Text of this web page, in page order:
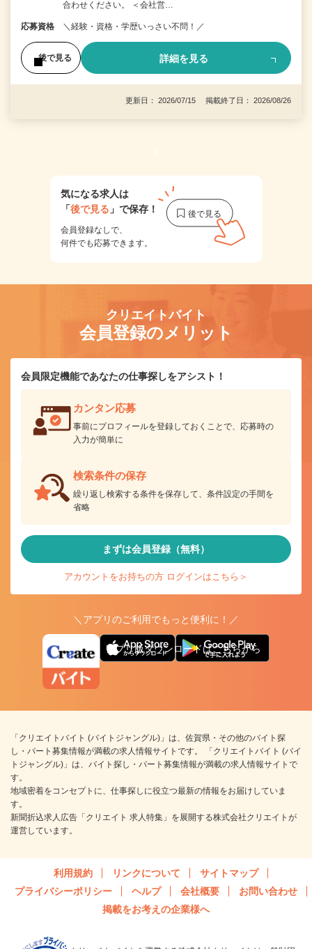
合わせください。 ＜会社営…
応募資格 ＼経験・資格・学歴いっさい不問！／
後で見る 詳細を見る
更新日： 2026/07/15 掲載終了日： 2026/08/26
1
気になる求人は
「後で見る 」で保存！
会員登録なしで、
何件でも応募できます。
クリエイトバイト
会員登録のメリット
会員限定機能であなたの仕事探しをアシスト！
カンタン応募
事前にプロフィールを登録しておくことで、応募時の
入力が簡単に
検索条件の保存
繰り返し検索する条件を保存して、条件設定の手間を
省略
まずは会員登録（無料）
アカウントをお持ちの方 ログインはこちら＞
＼アプリのご利用でもっと便利に！／
アプリ版ダウンロードはこちらから
「クリエイトバイト (バイトジャングル)」は、佐賀県・その他のバイト探
し・パート募集情報が満載の求人情報サイトです。 「クリエイトバイト (バイ
トジャングル)」は、バイト探し・パート募集情報が満載の求人情報サイトで
す。
地域密着をコンセプトに、仕事探しに役立つ最新の情報をお届けしていま
す。
新聞折込求人広告「クリエイト 求人特集」を展開する株式会社クリエイトが
運営しています。
利用規約 リンクについて
サイトマップ
プライバシーポリシー
ヘルプ 会社概要
お問い合わせ
掲載をお考えの企業様へ